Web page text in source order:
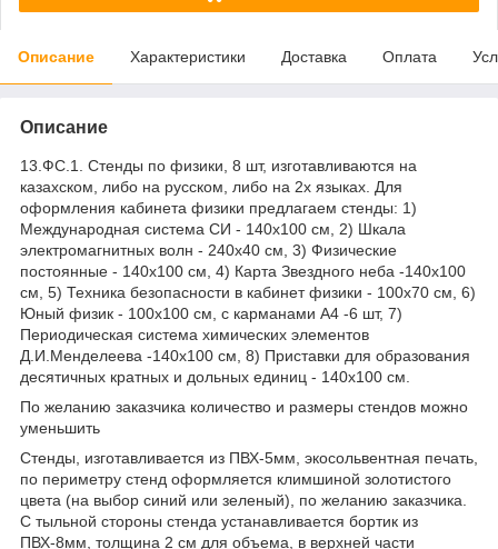
Описание Характеристики Доставка Оплата
Описание
13.ФС.1. Стенды по физики, 8 шт, изготавливаются на
казахском, либо на русском, либо на 2х языках. Для
оформления кабинета физики предлагаем стенды: 1)
Международная система СИ - 140х100 см, 2) Шкала
электромагнитных волн - 240х40 см, 3) Физические
постоянные - 140х100 см, 4) Карта Звездного неба -140х100
см, 5) Техника безопасности в кабинет физики - 100х70 см, 6)
Юный физик - 100х100 см, с карманами А4 -6 шт, 7)
Периодическая система химических элементов
Д.И.Менделеева -140х100 см, 8) Приставки для образования
десятичных кратных и дольных единиц - 140х100 см.
По желанию заказчика количество и размеры стендов можно
уменьшить
Стенды, изготавливается из ПВХ-5мм, экосольвентная печать,
по периметру стенд оформляется климшиной золотистого
цвета (на выбор синий или зеленый), по желанию заказчика.
С тыльной стороны стенда устанавливается бортик из
ПВХ-8мм, толщина 2 см для объема, в верхней части